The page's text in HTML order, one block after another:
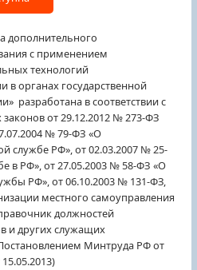
дополнительного
с применением
технологий
в органах государственной
разработана в соответствии с
от 29.12.2012 № 273-ФЗ
№ 79-ФЗ «О
службе РФ», от 02.03.2007 № 25-
в РФ», от 27.05.2003 № 58-ФЗ «О
РФ», от 06.10.2003 № 131-ФЗ,
местного самоуправления
должностей
и других служащих
Минтруда РФ от